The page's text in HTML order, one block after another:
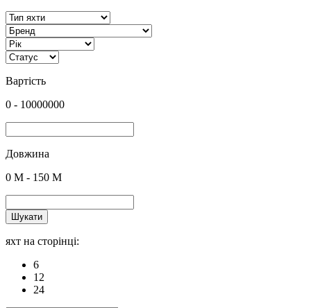
Вартість
0 - 10000000
Довжина
0 M - 150 M
Шукати
яхт на сторінці:
6
12
24